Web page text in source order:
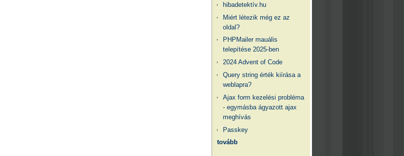
hibadetektív.hu
Miért létezik még ez az
oldal?
PHPMailer mauális
telepítése 2025-ben
2024 Advent of Code
Query string érték kiírása a
weblapra?
Ajax form kezelési probléma
- egymásba ágyazott ajax
meghívás
Passkey
tovább